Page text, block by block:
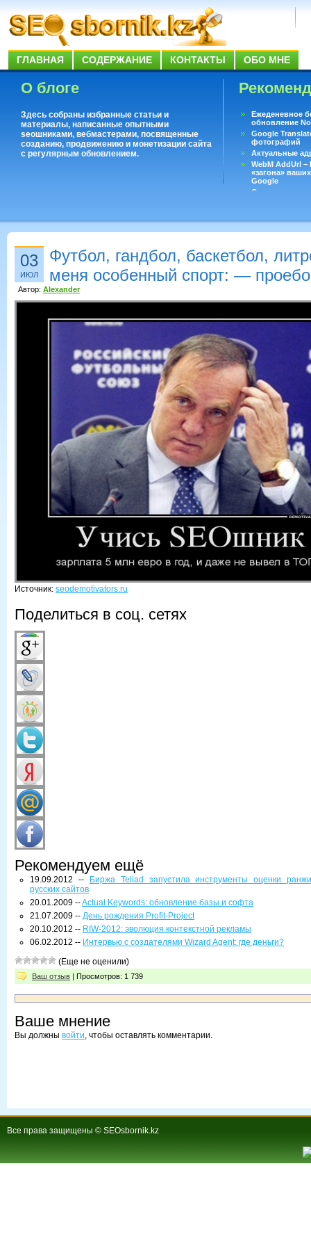
ГЛАВНАЯ СОДЕРЖАНИЕ КОНТАКТЫ ОБО МНЕ
О блоге
Здесь собраны избранные статьи и
материалы, написанные опытными
seoшниками, вебмастерами, посвященные
созданию, продвижению и монетизации сайта
с регулярным обновлением.
Ежеденевное
обновление
Google
фотографий
Актуальные
WebM AddUrl
«загона»
Google
Существует
03
ИЮЛ
Футбол, гандбол, баскетбол,
меня особенный спорт: —
Автор: Alexander
Источник: seodemotivators.ru
Поделиться в соц. сетях
Рекомендуем ещё
19.09.2012 --
Биржа Teliad запустила инструменты оценки
русских сайтов
20.01.2009 --Actual Keywords: обновление базы и софта
21.07.2009 -- День рождения Profit-Project
20.10.2012 -- RIW-2012: эволюция контекстной рекламы
06.02.2012 -- Интервью с создателями Wizard Agent: где деньги?
(Еще не оценили)
Ваш отзыв | Просмотров: 1 739
Ваше мнение
Вы должны войти, чтобы оставлять комментарии.
Все права защищены © SEOsbornik.kz